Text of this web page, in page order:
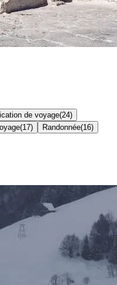
de voyage(24)
(17) Randonnée(16)